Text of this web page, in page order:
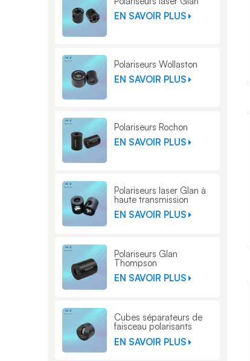
EN SAVOIR PLUS
Polariseurs Wollaston
EN SAVOIR PLUS
Polariseurs Rochon
EN SAVOIR PLUS
Polariseurs laser Glan à
haute transmission
EN SAVOIR PLUS
Polariseurs Glan
Thompson
EN SAVOIR PLUS
Cubes séparateurs de
faisceau polarisants
Glan Thompson
EN SAVOIR PLUS